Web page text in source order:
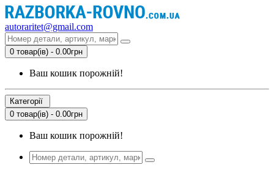
autoraritet@gmail.com
0 товар(ів) - 0.00грн
Ваш кошик порожній!
Категорії
0 товар(ів) - 0.00грн
Ваш кошик порожній!